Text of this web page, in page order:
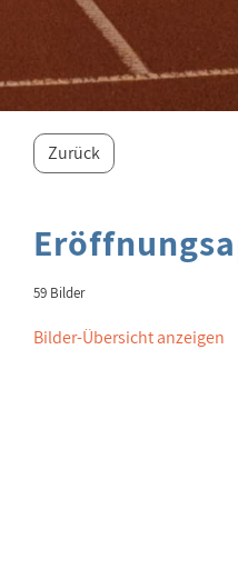
Zurück
59 Bilder
Bilder-Übersicht anzeigen